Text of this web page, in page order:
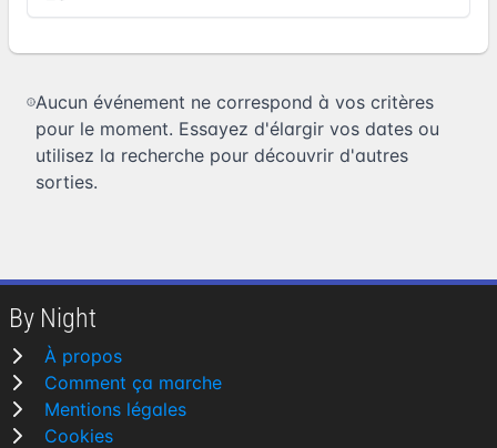
Aucun événement ne correspond à vos critères
pour le moment. Essayez d'élargir vos dates ou
utilisez la recherche pour découvrir d'autres
sorties.
By Night
À propos
Comment ça marche
Mentions légales
Cookies